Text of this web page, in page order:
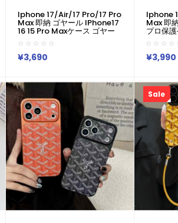
Iphone 17/air/17 Pro/17 Pro
Max 即納 ゴヤール IPhone17
16 15 Pro Maxケース ゴヤー
ル風フルプリントテクスチャ
ーカラーレンズケース 豪華 ゴ
ヤール IPhone17 16 15 14 Air
プロマックス 携帯ケース
Maxケース IPhone 17 14 15カ
バー売れ筋 ゴヤール Iphone
17 15 Pro/16 Pro Max携帯ケ
ース
¥3,690
Iphone
Max 即
プロ保
Goyard
15 14 13
13 14 15
17 Air
Max 14
Goyard
16 15 ケ
已用
¥3,990
Sale